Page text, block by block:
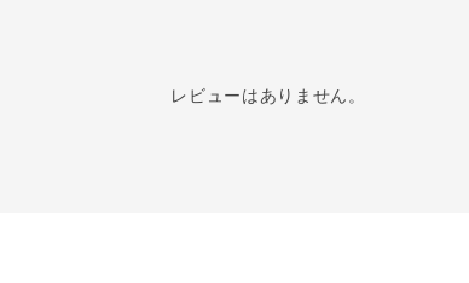
レビューはありません。